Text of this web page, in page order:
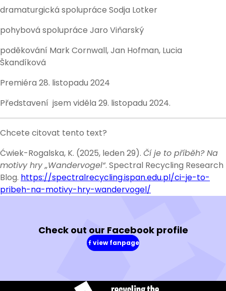
dramaturgická spolupráce Sodja Lotker
pohybová spolupráce Jaro Viňarský
poděkování Mark Cornwall, Jan Hofman, Lucia
Škandíková
Premiéra 28. listopadu 2024
Představení jsem viděla 29. listopadu 2024.
Chcete citovat tento text?
Ćwiek-Rogalska, K. (2025, leden 29). Čí je to příběh? Na
motivy hry „Wandervogel“. Spectral Recycling Research
Blog. https://spectralrecycling.ispan.edu.pl/ci-je-to-
pribeh-na-motivy-hry-wandervogel/
Check out our Facebook profile
view fanpage
(in
a